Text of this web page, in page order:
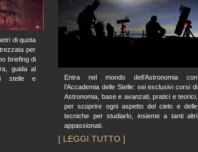
di quota
per
briefing di
guida al
stelle e
Entra nel mondo dell’Astronomia con
l’Accademia delle Stelle: sei esclusivi corsi di
Astronomia, base e avanzati, pratici e teorici,
per scoprire ogni aspetto del cielo e delle
tecniche per studiarlo, insieme a tanti altri
appassionati.
[ LEGGI TUTTO ]